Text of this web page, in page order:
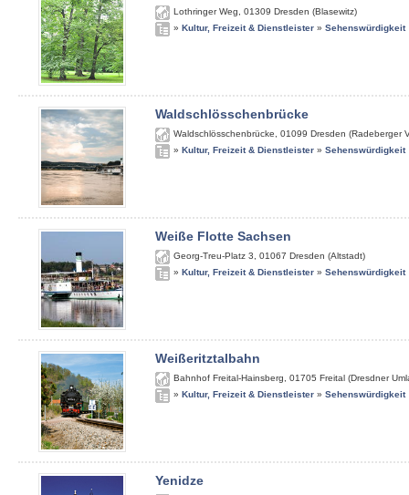
Lothringer Weg 01309 Dresden (Blasewitz)
» Kultur, Freizeit & Dienstleister » Sehenswürdigkeit
Waldschlösschenbrücke
Waldschlösschenbrücke 01099 Dresden (Radeberger
» Kultur, Freizeit & Dienstleister » Sehenswürdigkeit
Weiße Flotte Sachsen
Georg-Treu-Platz 3 01067 Dresden (Altstadt)
» Kultur, Freizeit & Dienstleister » Sehenswürdigkeit
Weißeritztalbahn
Bahnhof Freital-Hainsberg 01705 Freital (Dresdner
» Kultur, Freizeit & Dienstleister » Sehenswürdigkeit
Yenidze